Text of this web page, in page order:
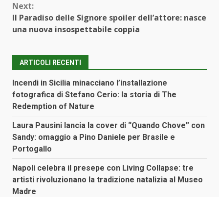
Next:
Il Paradiso delle Signore spoiler dell’attore: nasce
una nuova insospettabile coppia
ARTICOLI RECENTI
Incendi in Sicilia minacciano l’installazione
fotografica di Stefano Cerio: la storia di The
Redemption of Nature
Laura Pausini lancia la cover di “Quando Chove” con
Sandy: omaggio a Pino Daniele per Brasile e
Portogallo
Napoli celebra il presepe con Living Collapse: tre
artisti rivoluzionano la tradizione natalizia al Museo
Madre